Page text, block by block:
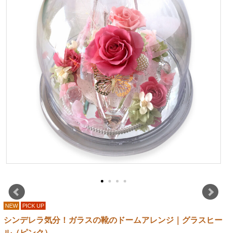
NEW PICK UP
シンデレラ気分！ガラスの靴のドームアレンジ｜グラスヒー